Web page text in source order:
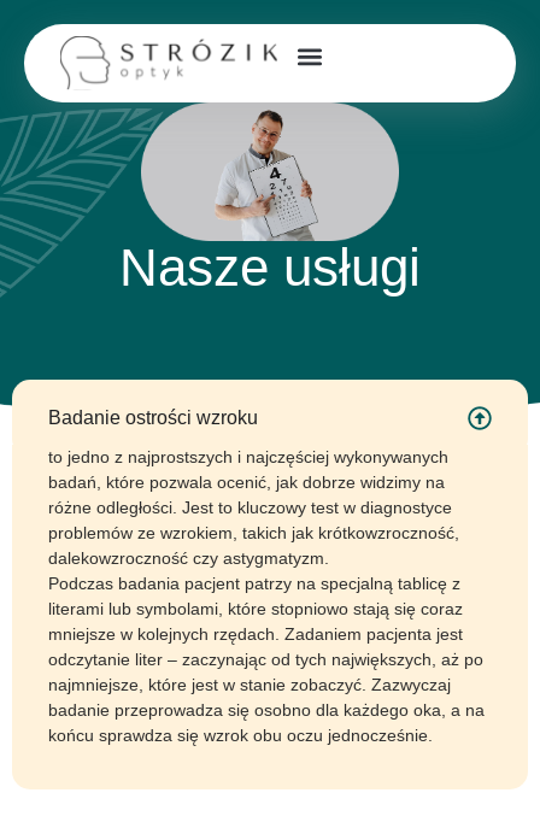
Nasze usługi
Badanie ostrości wzroku
to jedno z najprostszych i najczęściej wykonywanych
badań, które pozwala ocenić, jak dobrze widzimy na
różne odległości. Jest to kluczowy test w diagnostyce
problemów ze wzrokiem, takich jak krótkowzroczność,
dalekowzroczność czy astygmatyzm.
Podczas badania pacjent patrzy na specjalną tablicę z
literami lub symbolami, które stopniowo stają się coraz
mniejsze w kolejnych rzędach. Zadaniem pacjenta jest
odczytanie liter – zaczynając od tych największych, aż po
najmniejsze, które jest w stanie zobaczyć. Zazwyczaj
badanie przeprowadza się osobno dla każdego oka, a na
końcu sprawdza się wzrok obu oczu jednocześnie.